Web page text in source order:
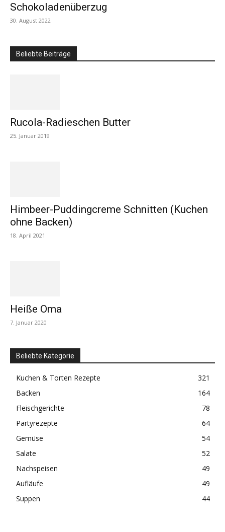
Schokoladenüberzug
30. August 2022
Beliebte Beiträge
Rucola-Radieschen Butter
25. Januar 2019
Himbeer-Puddingcreme Schnitten (Kuchen
ohne Backen)
18. April 2021
Heiße Oma
7. Januar 2020
Beliebte Kategorie
Kuchen & Torten Rezepte
321
Backen
164
Fleischgerichte
78
Partyrezepte
64
Gemüse
54
Salate
52
Nachspeisen
49
Aufläufe
49
Suppen
44